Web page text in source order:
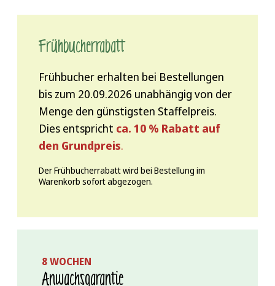
Frühbucher­rabatt
Frühbucher erhalten bei Bestellungen
bis zum 20.09.2026 unabhängig von der
Menge den günstigsten Staffelpreis.
Dies entspricht ca. 10 % Rabatt auf
den Grundpreis.
Der Frühbucherrabatt wird bei Bestellung im
Warenkorb sofort abgezogen.
8 WOCHEN
Anwachs­garantie